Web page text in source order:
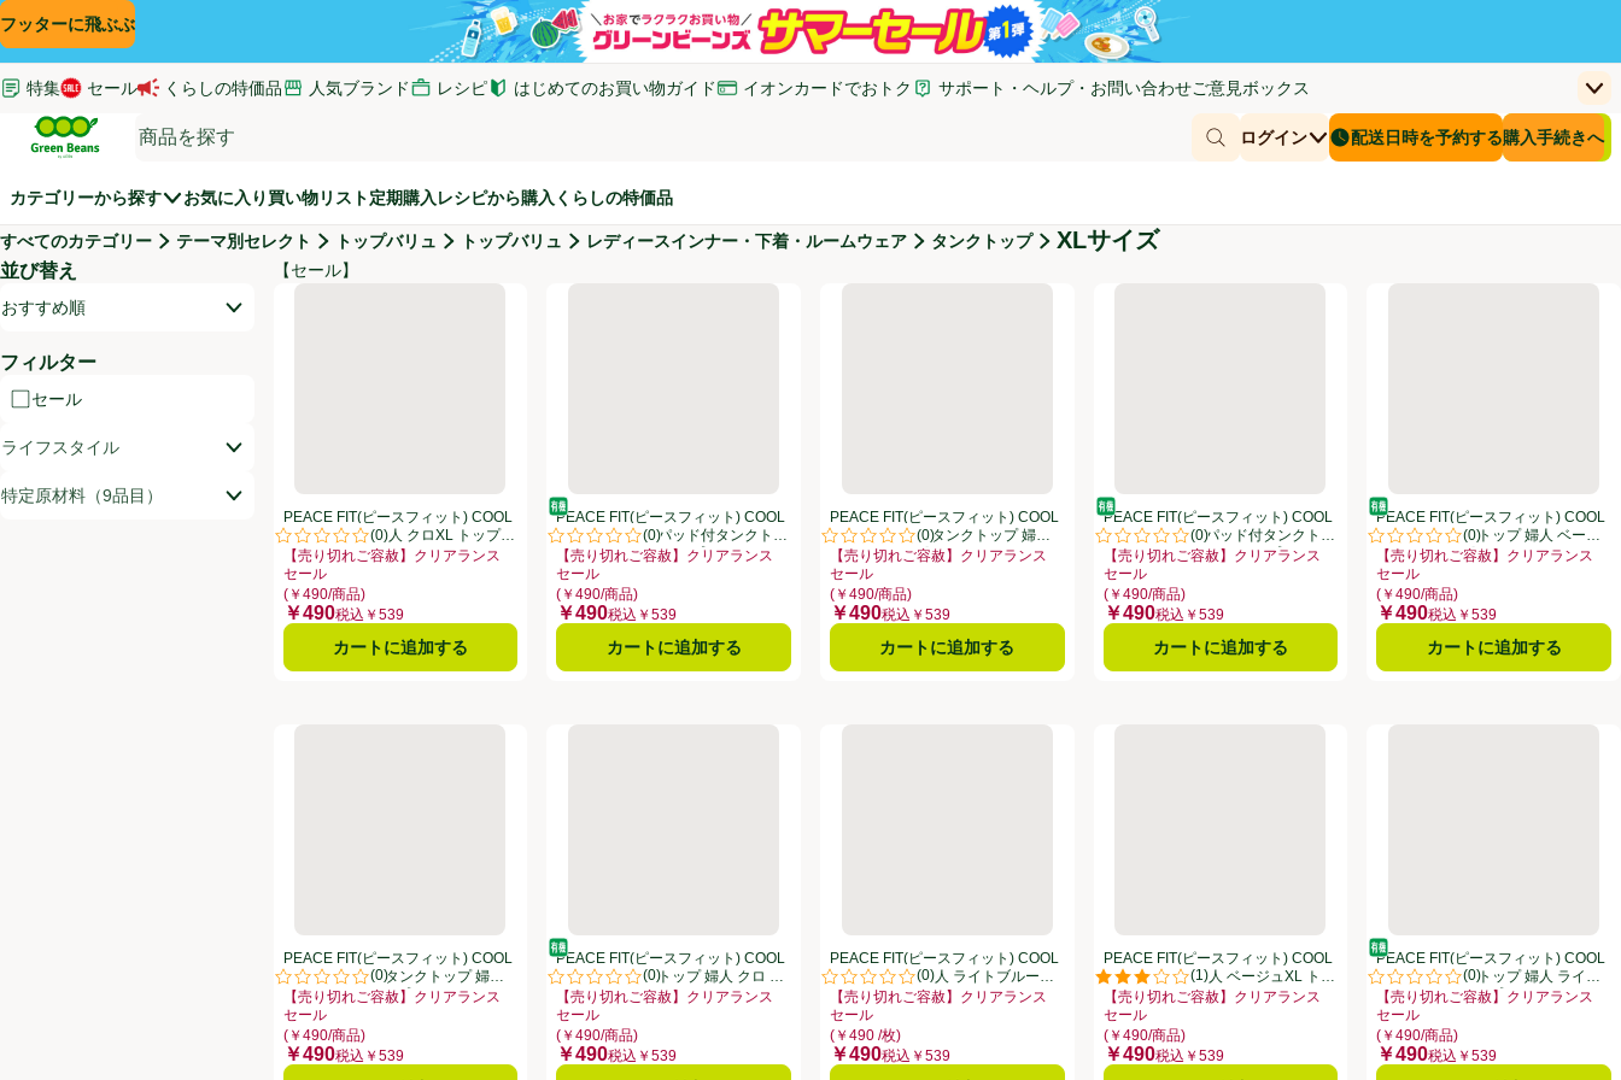
コンテンツに飛ぶ
検索に飛ぶ
フッターに飛ぶ
特集 セール くらしの特価品 人気ブランド レシピ はじめてのお買い物ガイド
(新しいウィンドウで開く)
イオンカードでおトク
(新しいウィンドウで開く)
サポート・ヘルプ・お問い合わせ
(新しいウィンドウで開く)
ご意見ボックス
(新しいウィンドウで開く)
上
Green Beans
商品を探す
ログイン
配送日時を予約する
配送日時を予約する購入手続きへ
お客さまのカ
￥0
カテゴリーから探す お気に入り 買い物リスト定期購入 レシピから購入 くらしの特価品
すべてのカテゴリー テーマ別セレクト トップバリュ トップバリュ レディースインナー・下着・ルームウェア タンクトップ XLサイズ
並び替え
開いて並び替えオプションのリストを見る
おすすめ順
フィルター
セール
ライフスタイル
特定原材料（9品目）
商品リスト
【セール】
PEACE FIT(ピースフィット) COOL タンクトップ 婦人 クロXL トップバリュ
(0)
評価は0件のレビューで5点中0.0点。
PEACE FIT(ピースフィット) COOL
タンクトップ 婦人 クロXL トップバ
リュ
【売り切れご容赦】クリアランス
セール
お買い得品名：【売り切れご容赦】クリアランスセール、、クリックしてこのオファーのある全商品リストを表示
(￥490/商品)
価格
￥490税込￥539
カートに追加する
PEACE FIT(ピースフィット) COOL コットン汗取りパッド付タンクトップ 婦人 クロ XL トップバリュ
オーガニック/有機
(0)
評価は0件のレビューで5点中0.0点。
PEACE FIT(ピースフィット) COOL
コットン汗取りパッド付タンクトッ
プ 婦人 クロ XL トップバリュ
【売り切れご容赦】クリアランス
セール
お買い得品名：【売り切れご容赦】クリアランスセール、、クリックしてこのオファーのある全商品リストを表示
(￥490/商品)
価格
￥490税込￥539
カートに追加する
PEACE FIT(ピースフィット) COOL汗取りパッド付タンクトップ 婦人 クロ XL トップバリュ
(0)
評価は0件のレビューで5点中0.0点。
PEACE FIT(ピースフィット) COOL
汗取りパッド付タンクトップ 婦人
クロ XL トップバリュ
【売り切れご容赦】クリアランス
セール
お買い得品名：【売り切れご容赦】クリアランスセール、、クリックしてこのオファーのある全商品リストを表示
(￥490/商品)
価格
￥490税込￥539
カートに追加する
PEACE FIT(ピースフィット) COOL コットン汗取りパッド付タン
オーガニック/有機
(0)
評価は0件のレビューで5点中0.0点。
PEACE FIT(ピースフィット) COOL
コットン汗取りパッド付タンクトッ
プ 婦人 ベージュ XL トップバリュ
【売り切れご容赦】クリアランス
セール
お買い得品名：【売り切れご容赦】クリアランスセール、、クリックしてこの
(￥490/商品)
価格
￥490税込￥539
カートに追加する
PEACE FIT(ピースフィット)
オーガニック/有機
(0)
評価は0件のレビューで5点中0.0
PEACE FIT(ピースフィット) COOL
コットンタンクトップ 婦人 ベー
ジュ XL トップバリュ
【売り切れご容赦】クリアランス
セール
お買い得品名：【売り切れご容赦】
(￥490/商品)
価格
￥490税込￥539
カートに追加する
PEACE FIT(ピースフィット) COOL 汗取りパッド付タンクトップ 婦人 ベージュ XL トップバリュ
(0)
評価は0件のレビューで5点中0.0点。
PEACE FIT(ピースフィット) COOL
汗取りパッド付タンクトップ 婦人
ベージュ XL トップバリュ
【売り切れご容赦】クリアランス
セール
お買い得品名：【売り切れご容赦】クリアランスセール、、クリックしてこのオファーのある全商品リストを表示
(￥490/商品)
価格
￥490税込￥539
PEACE FIT(ピースフィット) COOL コットンタンクトップ 婦人 クロ XL トップバリュ
オーガニック/有機
(0)
評価は0件のレビューで5点中0.0点。
PEACE FIT(ピースフィット) COOL
コットンタンクトップ 婦人 クロ XL
トップバリュ
【売り切れご容赦】クリアランス
セール
お買い得品名：【売り切れご容赦】クリアランスセール、、クリックしてこのオファーのある全商品リストを表示
(￥490/商品)
価格
￥490税込￥539
PEACE FIT(ピースフィット) COOL タンクトップ 婦人 ライトブルーXL トップバリュ
(0)
評価は0件のレビューで5点中0.0点。
PEACE FIT(ピースフィット) COOL
タンクトップ 婦人 ライトブルーXL
トップバリュ
【売り切れご容赦】クリアランス
セール
お買い得品名：【売り切れご容赦】クリアランスセール、、クリックしてこのオファーのある全商品リストを表示
(￥490 /枚)
価格
￥490税込￥539
PEACE FIT(ピースフィット) COOL タンクトップ 婦人 ベージュ
(1)
評価は1件のレビューで5点中3.0点。
PEACE FIT(ピースフィット) COOL
タンクトップ 婦人 ベージュXL トッ
プバリュ
【売り切れご容赦】クリアランス
セール
お買い得品名：【売り切れご容赦】クリアランスセール、、クリックしてこの
(￥490/商品)
価格
￥490税込￥539
PEACE FIT(ピースフィット)
オーガニック/有機
(0)
評価は0件のレビューで5点中0.0
PEACE FIT(ピースフィット) COOL
コットンタンクトップ 婦人 ライト
パープル XL トップバリュ
【売り切れご容赦】クリアランス
セール
お買い得品名：【売り切れご容赦】
(￥490/商品)
価格
￥490税込￥539